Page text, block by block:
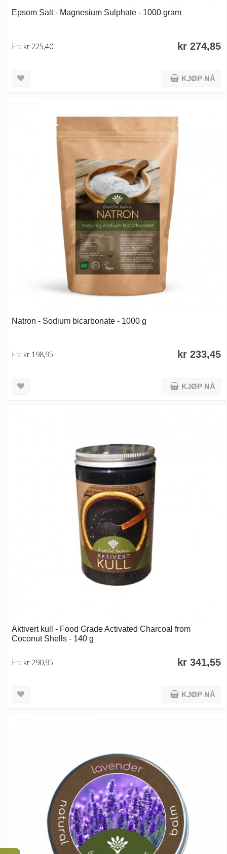
Epsom Salt - Magnesium Sulphate - 1000 gram
kr 274,85
Fra kr 225,40
KJØP NÅ
Natron - Sodium bicarbonate - 1000 g
kr 233,45
Fra kr 198,95
KJØP NÅ
Aktivert kull - Food Grade Activated Charcoal from
Coconut Shells - 140 g
kr 341,55
Fra kr 290,95
KJØP NÅ